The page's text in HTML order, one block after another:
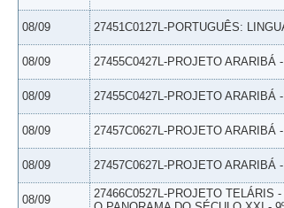
08/09 27451C0127L-PORTUGUÊS:
08/09 27455C0427L-PROJETO ARARIBÁ
08/09 27455C0427L-PROJETO ARARIBÁ
08/09 27457C0627L-PROJETO ARARIBÁ
08/09 27457C0627L-PROJETO ARARIBÁ
08/09
27466C0527L-PROJETO TELÁRIS